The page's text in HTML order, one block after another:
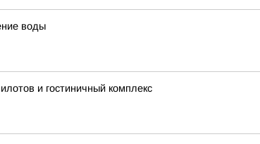
воды
и гостиничный комплекс